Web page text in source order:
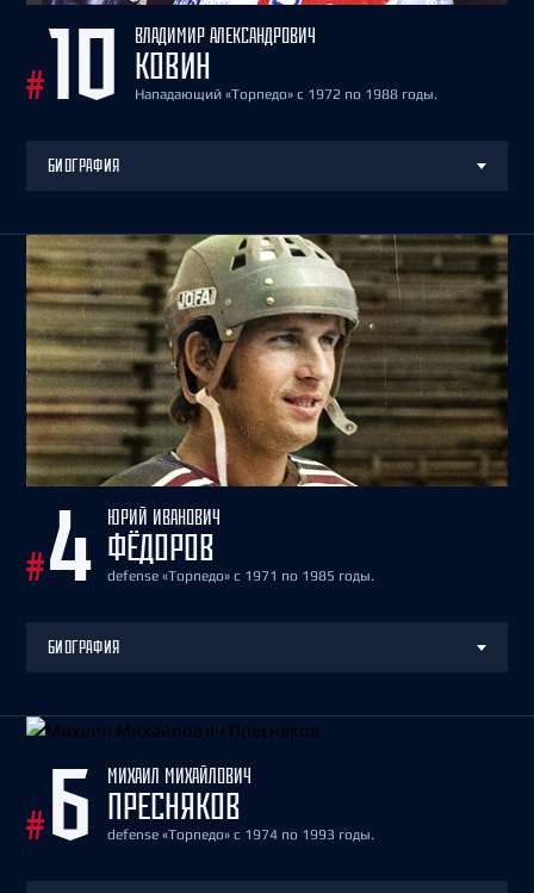
#
ВЛАДИМИР АЛЕКСАНДРОВИЧ
КОВИН
Нападающий «Торпедо» с 1972 по 1988 годы.
БИОГРАФИЯ
#4 ЮРИЙ ИВАНОВИЧ
ФЁДОРОВ
defense «Торпедо» с 1971 по 1985 годы.
БИОГРАФИЯ
# 6 МИХАИЛ МИХАЙЛОВИЧ
ПРЕСНЯКОВ
defense «Торпедо» с 1974 по 1993 годы.